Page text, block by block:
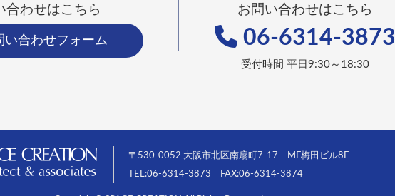
合わせはこちら
合わせフォーム
お問い合わせはこちら
06-6314-3873
受付時間 平日9:30～18:30
〒530-0052 大阪市北区南扇町7-17 MF梅田ビル8F
TEL:06-6314-3873 FAX:06-6314-3874